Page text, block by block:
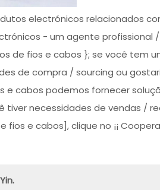
electrónicos relacionados
- um agente profissional
de fios e cabos }; se você tem
de compra / sourcing ou
cabos podemos fornecer
tiver necessidades de vendas /
e cabos], clique no ¡¡